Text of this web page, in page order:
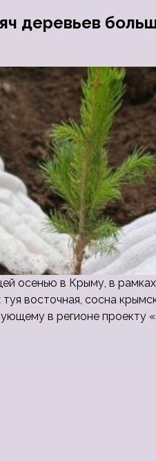
деревьев
осенью в Крыму, в
восточная, сосна
в регионе проекту